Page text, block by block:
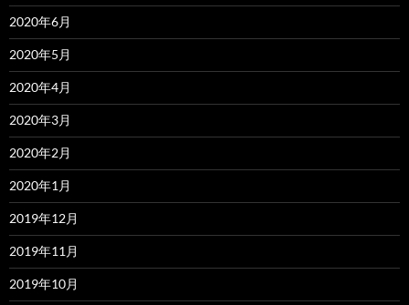
2020年6月
2020年5月
2020年4月
2020年3月
2020年2月
2020年1月
2019年12月
2019年11月
2019年10月